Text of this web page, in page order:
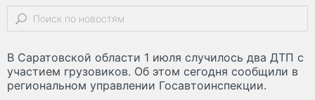
В Саратовской области 1 июля случилось два ДТП с
участием грузовиков. Об этом сегодня сообщили в
региональном управлении Госавтоинспекции.